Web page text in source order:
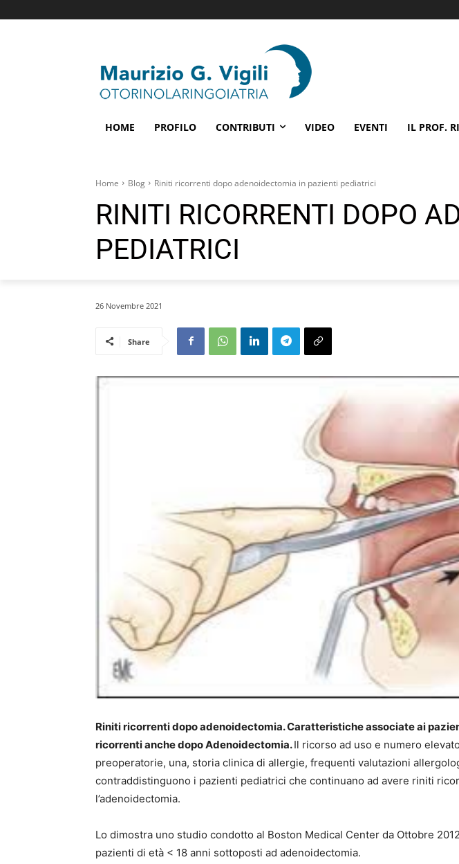
HOME PROFILO CONTRIBUTI VIDEO EVENTI IL PROF.
Home Blog Riniti ricorrenti dopo adenoidectomia in pazienti pediatrici
RINITI RICORRENTI DOPO
PEDIATRICI
26 Novembre 2021
Share
Riniti ricorrenti dopo adenoidectomia. Caratteristiche associate ai
ricorrenti anche dopo Adenoidectomia.Il ricorso ad uso e numero
preoperatorie, una, storia clinica di allergie, frequenti valutazioni
contraddistinguono i pazienti pediatrici che continuano ad avere riniti
l’adenoidectomia.
Lo dimostra uno studio condotto al Boston Medical Center da Ottobre
pazienti di età < 18 anni sottoposti ad adenoidectomia.